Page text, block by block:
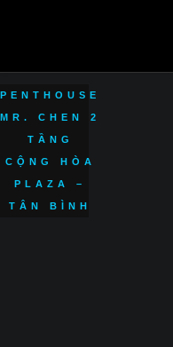
PENTHOUSE
MR. CHEN 2
TẦNG
CỘNG HÒA
PLAZA –
TÂN BÌNH